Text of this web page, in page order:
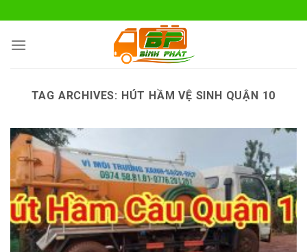
to
content
TAG ARCHIVES: HÚT HẦM VỆ SINH QUẬN 10